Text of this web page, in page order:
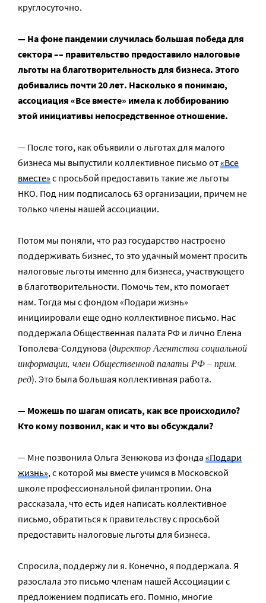
круглосуточно.
— На фоне пандемии случилась большая победа для
сектора –– правительство предоставило налоговые
льготы на благотворительность для бизнеса. Этого
добивались почти 20 лет. Насколько я понимаю,
ассоциация «Все вместе» имела к лоббированию
этой инициативы непосредственное отношение.
— После того, как объявили о льготах для малого
бизнеса мы выпустили коллективное письмо от«Все
вместе» с просьбой предоставить такие же льготы
НКО. Под ним подписалось 63 организации, причем не
только члены нашей ассоциации.
Потом мы поняли, что раз государство настроено
поддерживать бизнес, то это удачный момент просить
налоговые льготы именно для бизнеса, участвующего
в благотворительности. Помочь тем, кто помогает
нам. Тогда мы с фондом «Подари жизнь»
инициировали еще одно коллективное письмо. Нас
поддержала Общественная палата РФ и лично Елена
Тополева-Солдунова (директор Агентства социальной
информации, член Общественной палаты РФ – прим.
ред). Это была большая коллективная работа.
— Можешь по шагам описать, как все происходило?
Кто кому позвонил, как и что вы обсуждали?
— Мне позвонила Ольга Зенюкова из фонда «Подари
жизнь», с которой мы вместе учимся в Московской
школе профессиональной филантропии. Она
рассказала, что есть идея написать коллективное
письмо, обратиться к правительству с просьбой
предоставить налоговые льготы для бизнеса.
Спросила, поддержу ли я. Конечно, я поддержала. Я
разослала это письмо членам нашей Ассоциации с
предложением подписать его. Помню, многие